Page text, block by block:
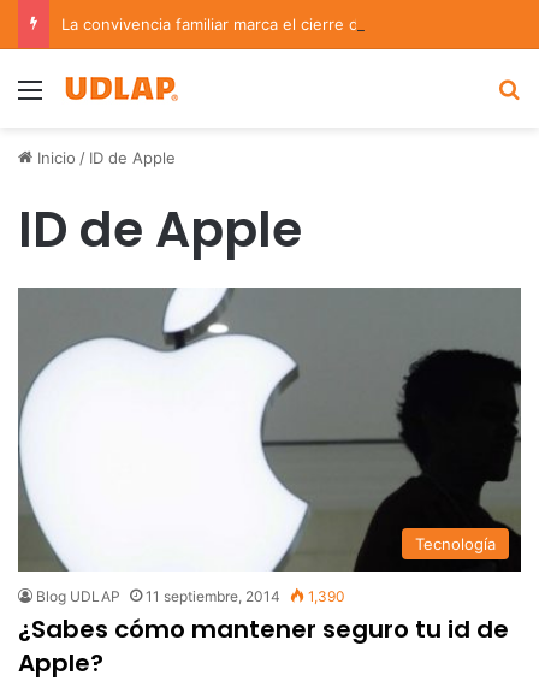
Menu
Inicio / ID de Apple
ID de Apple
Tecnología
Blog UDLAP 11 septiembre, 2014 1,390
¿Sabes cómo mantener seguro tu id de
Apple?